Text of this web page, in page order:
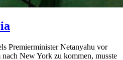
Premierminister Netanyahu vor
New York zu kommen, musste